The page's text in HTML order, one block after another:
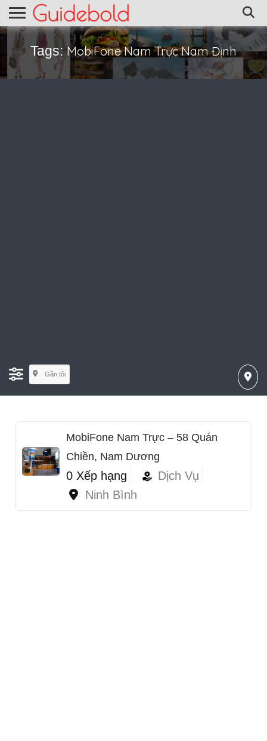
Tags:MobiFone Nam Trực Nam Định
Gần tôi
MobiFone Nam Trực – 58 Quán
Chiền, Nam Dương
0 Xếp hạng
Dịch Vụ
Ninh Bình